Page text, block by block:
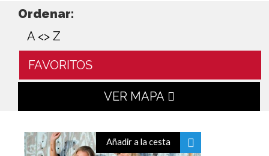
Ordenar:
A <> Z
FAVORITOS
VER MAPA
Añadir a la cesta